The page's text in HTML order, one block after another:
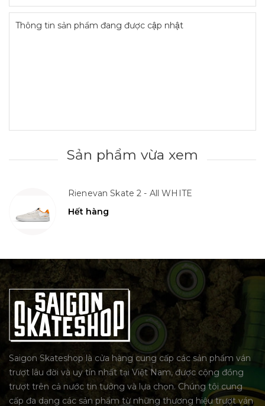
Thông tin sản phẩm đang được cập nhật
Sản phẩm vừa xem
Rienevan Skate 2 - All WHITE
Hết hàng
Saigon Skateshop là cửa hàng cung cấp các sản phẩm ván
trượt lâu đời và uy tín nhất tại Việt Nam, được cộng đồng
trượt trên cả nước tin tưởng và lựa chọn. Chúng tôi cung
cấp đa dạng các sản phẩm từ những thương hiệu trượt ván